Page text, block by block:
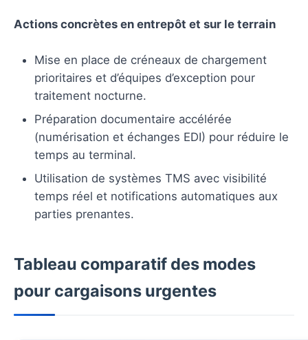
Actions concrètes en entrepôt et sur le terrain
Mise en place de créneaux de chargement
prioritaires et d’équipes d’exception pour
traitement nocturne.
Préparation documentaire accélérée
(numérisation et échanges EDI) pour réduire le
temps au terminal.
Utilisation de systèmes TMS avec visibilité
temps réel et notifications automatiques aux
parties prenantes.
Tableau comparatif des modes
pour cargaisons urgentes